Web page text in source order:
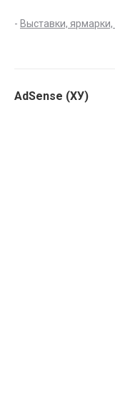
- Выставки,
AdSense (ХУ)